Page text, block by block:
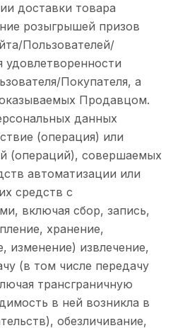
доставки товара
розыгрышей призов
Пользователей/
удовлетворенности
Покупателя, а
Продавцом.
данных
(операция) или
(операций), совершаемых
автоматизации или
средств с
включая сбор, запись,
хранение,
изменение) извлечение,
(в том числе передачу
трансграничную
в ней возникла в
обезличивание,